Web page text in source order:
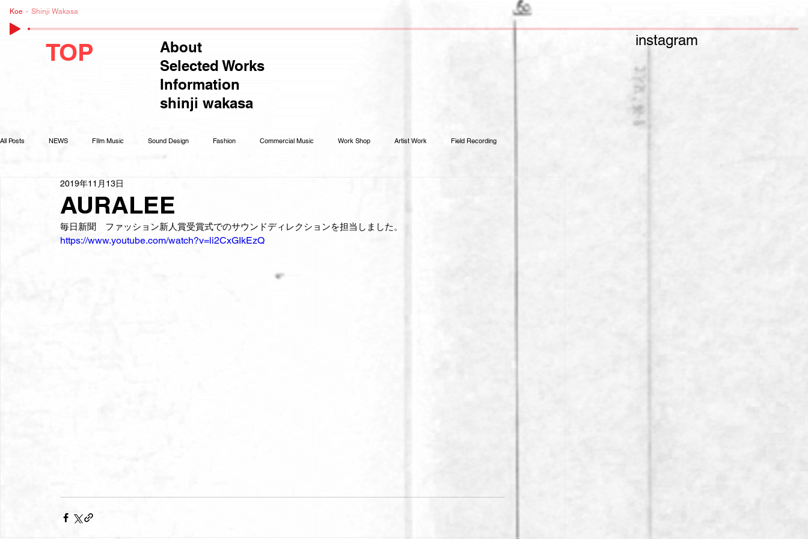
TOP
About
Selected Works
Information
shinji wakasa
instagram
Koe Shinji Wakasa
All Posts NEWS FIlm Music Sound Design Fashion Commercial Music Work Shop Artist Work Field Recording
AURALEE
2019年11月13日
毎日新聞　ファッション新人賞受賞式でのサウンドディレクションを担当しました。
https://www.youtube.com/watch?v=li2CxGIkEzQ